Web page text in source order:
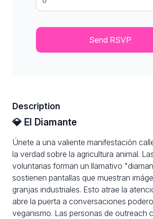
Description
💎 El Diamante
Únete a una valiente manifestación
la verdad sobre la agricultura animal.
voluntarias forman un llamativo
sostienen pantallas que muestran
granjas industriales. Esto atrae la
abre la puerta a conversaciones
veganismo. Las personas de outreach